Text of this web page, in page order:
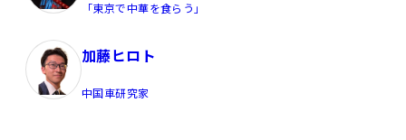
「東京で中華を食らう」
加藤ヒロト
中国車研究家